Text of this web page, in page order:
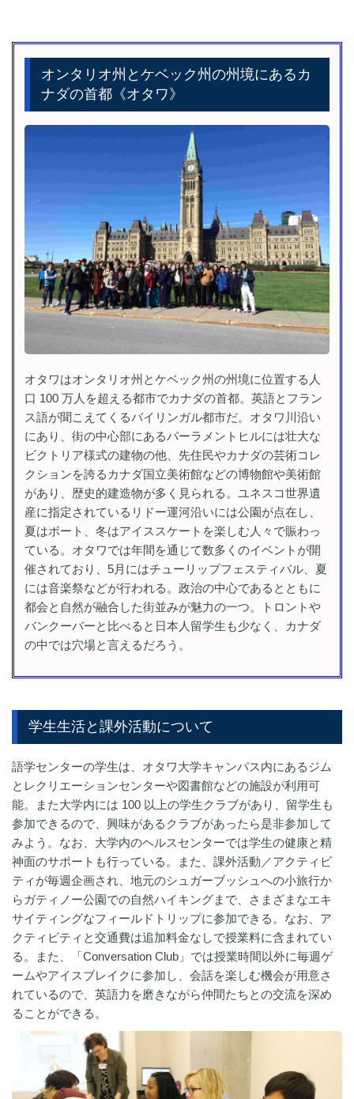
オンタリオ州とケベック州の州境にあるカ
ナダの首都《オタワ》
オタワはオンタリオ州とケベック州の州境に位置する人
口 100 万人を超える都市でカナダの首都。英語とフラン
ス語が聞こえてくるバイリンガル都市だ。オタワ川沿い
にあり、街の中心部にあるパーラメントヒルには壮大な
ビクトリア様式の建物の他、先住民やカナダの芸術コレ
クションを誇るカナダ国立美術館などの博物館や美術館
があり、歴史的建造物が多く見られる。ユネスコ世界遺
産に指定されているリドー運河沿いには公園が点在し、
夏はボート、冬はアイススケートを楽しむ人々で賑わっ
ている。オタワでは年間を通じて数多くのイベントが開
催されており、5月にはチューリップフェスティバル、夏
には音楽祭などが行われる。政治の中心であるとともに
都会と自然が融合した街並みが魅力の一つ。トロントや
バンクーバーと比べると日本人留学生も少なく、カナダ
の中では穴場と言えるだろう。
学生生活と課外活動について
語学センターの学生は、オタワ大学キャンパス内にあるジム
とレクリエーションセンターや図書館などの施設が利用可
能。また大学内には 100 以上の学生クラブがあり、留学生も
参加できるので、興味があるクラブがあったら是非参加して
みよう。なお、大学内のヘルスセンターでは学生の健康と精
神面のサポートも行っている。また、課外活動／アクティビ
ティが毎週企画され、地元のシュガーブッシュへの小旅行か
らガティノー公園での自然ハイキングまで、さまざまなエキ
サイティングなフィールドトリップに参加できる。なお、ア
クティビティと交通費は追加料金なしで授業料に含まれてい
る。また、「Conversation Club」では授業時間以外に毎週ゲ
ームやアイスブレイクに参加し、会話を楽しむ機会が用意さ
れているので、英語力を磨きながら仲間たちとの交流を深め
ることができる。